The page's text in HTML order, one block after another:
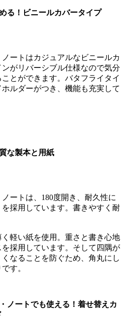
る！ビニールカバータイプ
ートはカジュアルなビニールカ
がリバーシブル仕様なので気分
とができます。バタフライタイ
ルダーがつき、機能も充実して
な製本と用紙
ートは、180度開き、耐久性に
採用しています。書きやすく耐
軽い紙を使用。重さと書き心地
採用しています。そして四隅が
なることを防ぐため、角丸にし
す。
ノートでも使える！着せ替えカ